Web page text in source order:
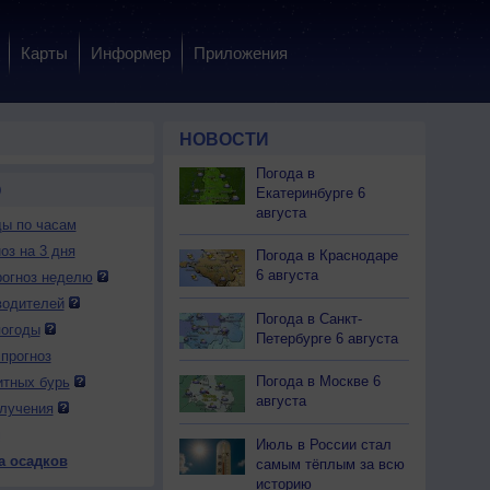
Карты Информер Приложения
10 пн
Ночь Вечер Ночь Утро День
по часам
на 3 дня
неделю
бурь
осадков
НОВОСТИ
Погода в
Екатеринбурге 6
августа
Погода в Краснодаре
6 августа
Погода в Санкт-
Петербурге 6 августа
Погода в Москве 6
августа
Июль в России стал
самым тёплым за всю
историю